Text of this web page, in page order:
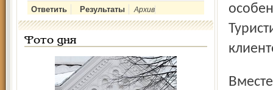
Архив
Фото дня
Вместе с тем Ярославль стал единственным городом в